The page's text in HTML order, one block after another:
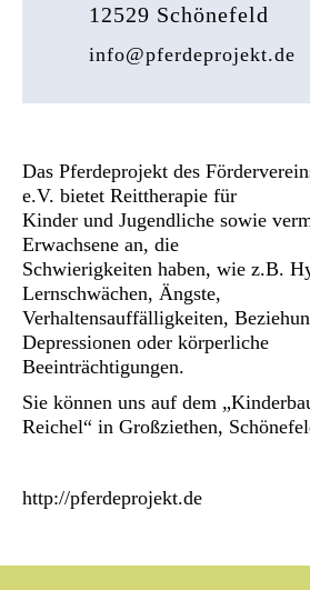
12529 Schönefeld
info@pferdeprojekt.de
Das Pferdeprojekt des
e.V. bietet Reittherapie für
Kinder und Jugendliche sowie
Erwachsene an, die
Schwierigkeiten haben, wie z.B.
Lernschwächen, Ängste,
Verhaltensauffälligkeiten,
Depressionen oder körperliche
Beeinträchtigungen.
Sie können uns auf dem
Reichel“ in Großziethen,
http://pferdeprojekt.de